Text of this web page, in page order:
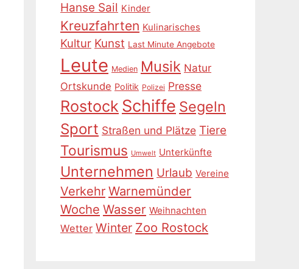
Hanse Sail Kinder
Kreuzfahrten Kulinarisches
Kultur Kunst Last Minute Angebote
Leute Medien Musik Natur
Ortskunde Politik Polizei Presse
Rostock Schiffe Segeln
Sport Straßen und Plätze Tiere
Tourismus Umwelt Unterkünfte
Unternehmen Urlaub Vereine
Verkehr Warnemünder
Woche Wasser Weihnachten
Wetter Winter Zoo Rostock